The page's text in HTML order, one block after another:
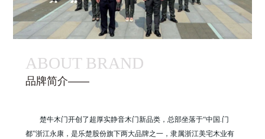
ABOUT BRAND
品牌简介——
楚牛木门开创了超厚实静音木门新品类，总部坐落于“中国.门
都”浙江永康，是乐楚股份旗下两大品牌之一，隶属浙江美宅木业有